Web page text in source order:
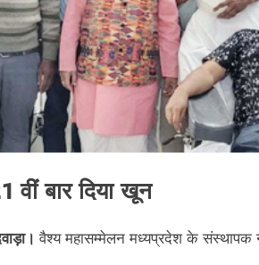
वीं बार दिया खून
वैश्य महासम्मेलन मध्यप्रदेश के संस्थापक